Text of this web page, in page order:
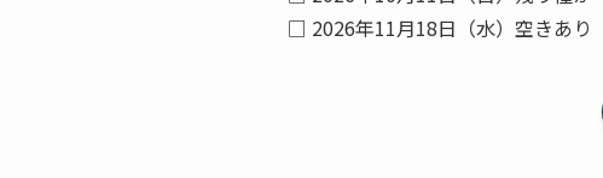
□ 2026年11月18日（水）空きあり